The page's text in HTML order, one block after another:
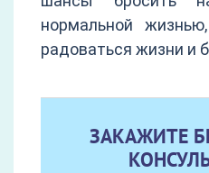
нормальной
радоваться жизни и
ЗАКАЖИТЕ